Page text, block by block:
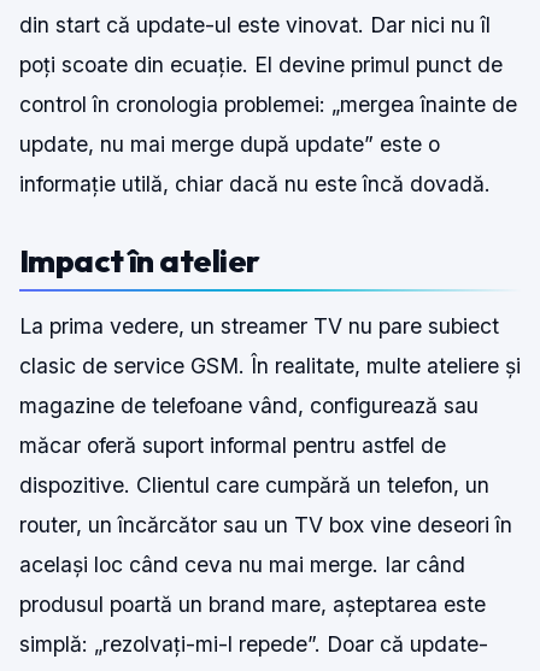
din start că update-ul este vinovat. Dar nici nu îl
poți scoate din ecuație. El devine primul punct de
control în cronologia problemei: „mergea înainte de
update, nu mai merge după update” este o
informație utilă, chiar dacă nu este încă dovadă.
Impact în atelier
La prima vedere, un streamer TV nu pare subiect
clasic de service GSM. În realitate, multe ateliere și
magazine de telefoane vând, configurează sau
măcar oferă suport informal pentru astfel de
dispozitive. Clientul care cumpără un telefon, un
router, un încărcător sau un TV box vine deseori în
același loc când ceva nu mai merge. Iar când
produsul poartă un brand mare, așteptarea este
simplă: „rezolvați-mi-l repede”. Doar că update-